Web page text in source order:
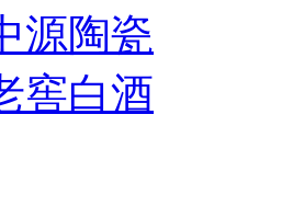
源陶瓷
窖白酒